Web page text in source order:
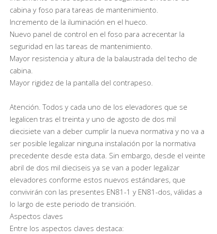
cabina y foso para tareas de mantenimiento.
Incremento de la iluminación en el hueco.
Nuevo panel de control en el foso para acrecentar la
seguridad en las tareas de mantenimiento.
Mayor resistencia y altura de la balaustrada del techo de
cabina.
Mayor rigidez de la pantalla del contrapeso.
Atención. Todos y cada uno de los elevadores que se
legalicen tras el treinta y uno de agosto de dos mil
diecisiete van a deber cumplir la nueva normativa y no va a
ser posible legalizar ninguna instalación por la normativa
precedente desde esta data. Sin embargo, desde el veinte
abril de dos mil dieciseis ya se van a poder legalizar
elevadores conforme estos nuevos estándares, que
convivirán con las presentes EN81-1 y EN81-dos, válidas a
lo largo de este periodo de transición.
Aspectos claves
Entre los aspectos claves destaca: